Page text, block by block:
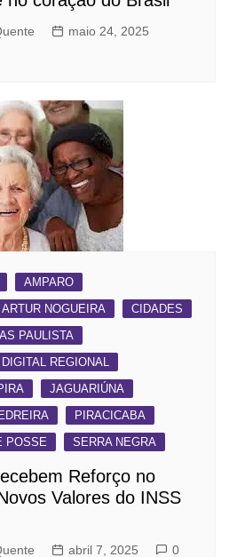
maio 24, 2025
AMPARO
ARTUR NOGUEIRA
CIDADES
PAULISTA
REGIONAL
JAGUARIÚNA
PIRACICABA
POSSE
SERRA NEGRA
Reforço no
Valores do INSS
abril 7, 2025 0